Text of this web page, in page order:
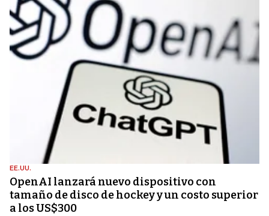
EE.UU.
OpenAI lanzará nuevo dispositivo con
tamaño de disco de hockey y un costo superior
a los US$300